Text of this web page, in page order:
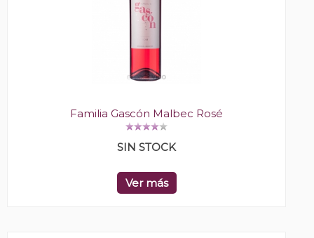
Familia Gascón Malbec Rosé
SIN STOCK
Ver más